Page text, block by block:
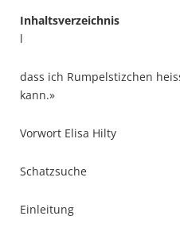
Inhaltsverzeichnis
l
dass ich Rumpelstizchen
kann.»
Vorwort Elisa Hilty
Schatzsuche
Einleitung